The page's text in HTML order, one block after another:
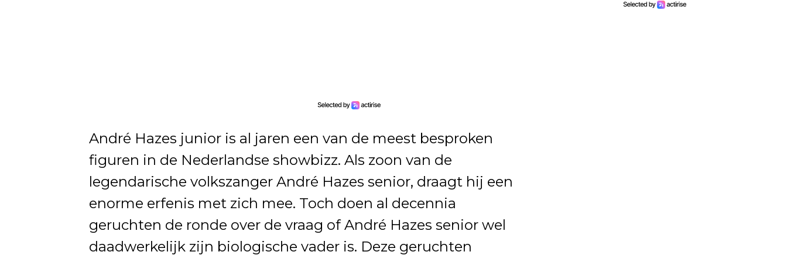
André Hazes junior is al jaren een van de meest besproken
figuren in de Nederlandse showbizz. Als zoon van de
legendarische volkszanger André Hazes senior, draagt hij een
enorme erfenis met zich mee. Toch doen al decennia
geruchten de ronde over de vraag of André Hazes senior wel
daadwerkelijk zijn biologische vader is. Deze geruchten